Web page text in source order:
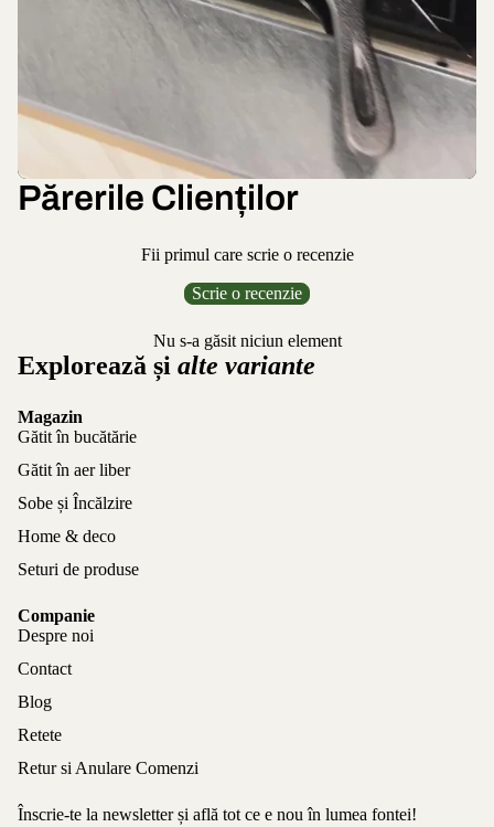
Părerile Clienților
Fii primul care scrie o recenzie
Scrie o recenzie
Nu s-a găsit niciun element
Explorează și alte variante
Magazin
Gătit în bucătărie
Gătit în aer liber
Sobe și Încălzire
Home & deco
Seturi de produse
Companie
Despre noi
Contact
Blog
Retete
Retur si Anulare Comenzi
Înscrie-te la newsletter și află tot ce e nou în lumea fontei!